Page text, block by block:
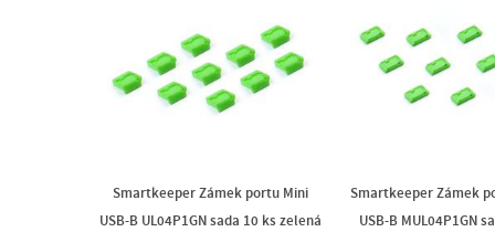
Smartkeeper Zámek portu Mini
USB-B UL04P1GN sada 10 ks zelená
Smartkeeper Zámek
USB-B MUL04P1GN